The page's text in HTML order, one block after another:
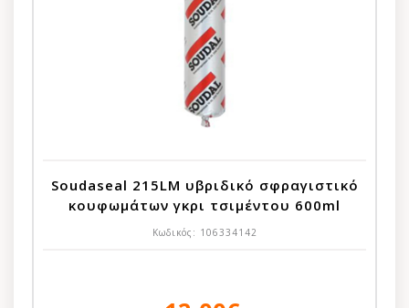
Soudaseal 215LM υβριδικό σφραγιστικό
κουφωμάτων γκρι τσιμέντου 600ml
Κωδικός: 106334142